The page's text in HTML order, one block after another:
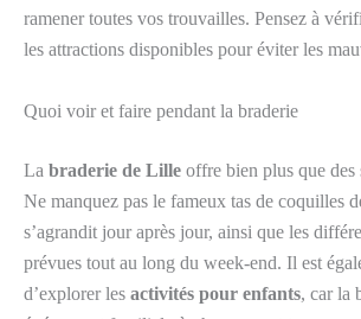
ramener toutes vos trouvailles. Pensez à
les attractions disponibles pour éviter les
Quoi voir et faire pendant la braderie
La braderie de Lille offre bien plus que des
Ne manquez pas le fameux tas de coquilles
s’agrandit jour après jour, ainsi que les
prévues tout au long du week-end. Il est
d’explorer les activités pour enfants, car la